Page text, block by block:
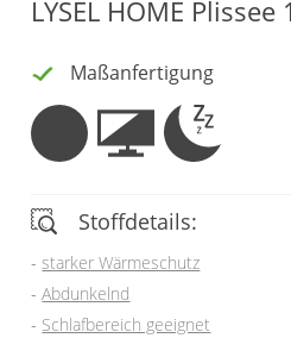
Ösenschals
Tischdecke
Fensterbilder
Stoffe
Panneaux
LYSEL HOME
Maßanfertigung
Stoffdetails:
starker Wärmeschutz
Abdunkelnd
Schlafbereich geeignet